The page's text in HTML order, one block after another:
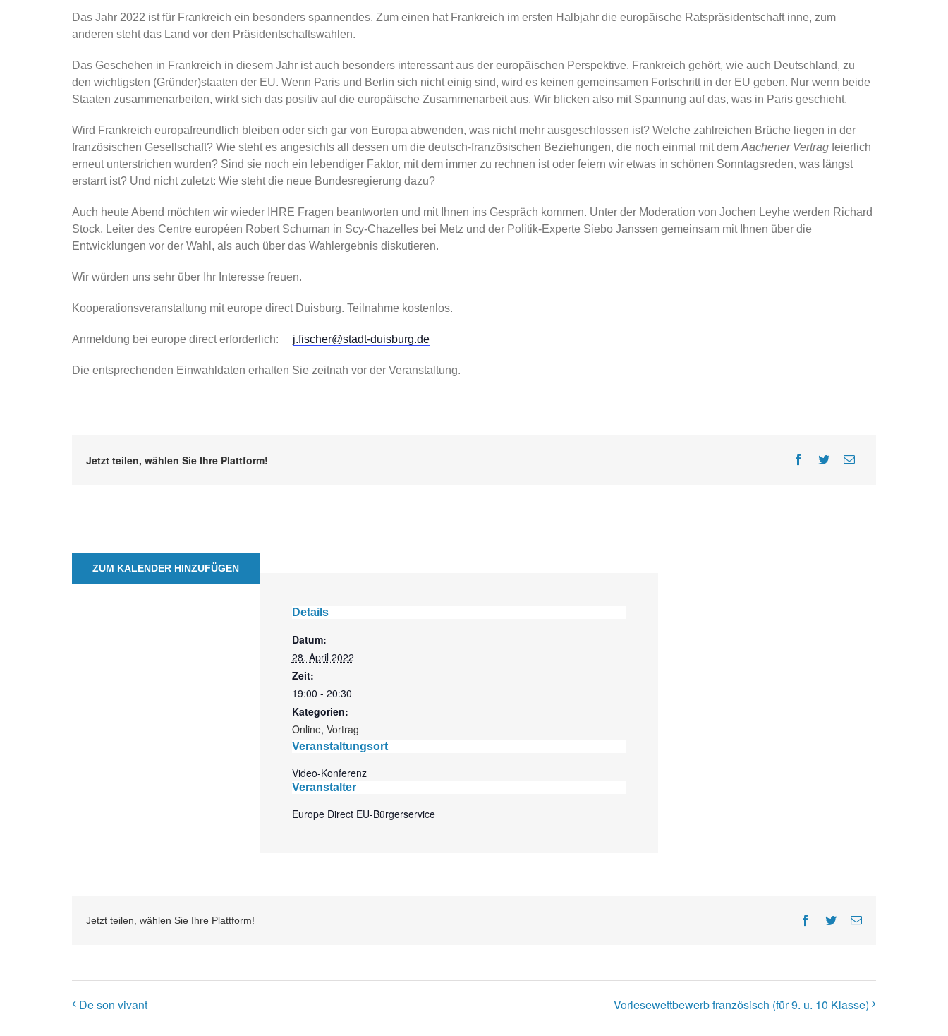
Das Jahr 2022 ist für Frankreich ein besonders spannendes. Zum einen hat Frankreich im ersten Halbjahr die europäische Ratspräsidentschaft inne, zum
anderen steht das Land vor den Präsidentschaftswahlen.
Das Geschehen in Frankreich in diesem Jahr ist auch besonders interessant aus der europäischen Perspektive. Frankreich gehört, wie auch Deutschland, zu
den wichtigsten (Gründer)staaten der EU. Wenn Paris und Berlin sich nicht einig sind, wird es keinen gemeinsamen Fortschritt in der EU geben. Nur wenn beide
Staaten zusammenarbeiten, wirkt sich das positiv auf die europäische Zusammenarbeit aus. Wir blicken also mit Spannung auf das, was in Paris geschieht.
Wird Frankreich europafreundlich bleiben oder sich gar von Europa abwenden, was nicht mehr ausgeschlossen ist? Welche zahlreichen Brüche liegen in der
französischen Gesellschaft? Wie steht es angesichts all dessen um die deutsch-französischen Beziehungen, die noch einmal mit dem Aachener Vertragfeierlich
erneut unterstrichen wurden? Sind sie noch ein lebendiger Faktor, mit dem immer zu rechnen ist oder feiern wir etwas in schönen Sonntagsreden, was längst
erstarrt ist? Und nicht zuletzt: Wie steht die neue Bundesregierung dazu?
Auch heute Abend möchten wir wieder IHRE Fragen beantworten und mit Ihnen ins Gespräch kommen. Unter der Moderation von Jochen Leyhe werden Richard
Stock, Leiter des Centre européen Robert Schuman in Scy-Chazelles bei Metz und der Politik-Experte Siebo Janssen gemeinsam mit Ihnen über die
Entwicklungen vor der Wahl, als auch über das Wahlergebnis diskutieren.
Wir würden uns sehr über Ihr Interesse freuen.
Kooperationsveranstaltung mit europe direct Duisburg. Teilnahme kostenlos.
Anmeldung bei europe direct erforderlich: j.fischer@stadt-duisburg.de
Die entsprechenden Einwahldaten erhalten Sie zeitnah vor der Veranstaltung.
Jetzt teilen, wählen Sie Ihre Plattform!
ZUM KALENDER HINZUFÜGEN
Details
Datum:
28. April 2022
Zeit:
19:00 - 20:30
Kategorien:
Online, Vortrag
Veranstaltungsort
Video-Konferenz
Veranstalter
Europe Direct EU-Bürgerservice
Jetzt teilen, wählen Sie Ihre Plattform! Facebook
TwitterE-
De son vivant Vorlesewettbewerb französisch (für 9. u. 10 Klasse)